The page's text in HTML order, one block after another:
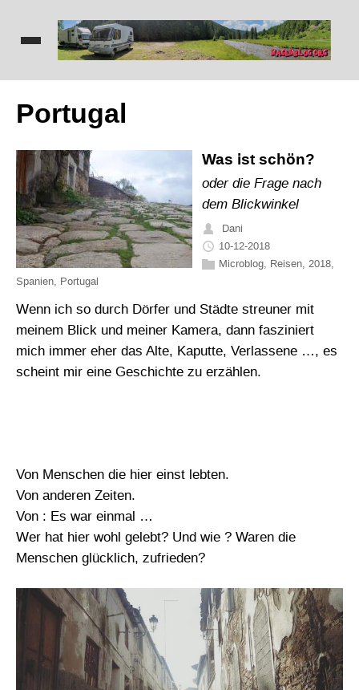
Portugal
Was ist schön?
oder die Frage nach
dem Blickwinkel
Dani
10-12-2018
Microblog, Reisen, 2018,
Spanien, Portugal
Wenn ich so durch Dörfer und Städte streuner mit
meinem Blick und meiner Kamera, dann fasziniert
mich immer eher das Alte, Kaputte, Verlassene …, es
scheint mir eine Geschichte zu erzählen.
Von Menschen die hier einst lebten.
Von anderen Zeiten.
Von : Es war einmal …
Wer hat hier wohl gelebt? Und wie ? Waren die
Menschen glücklich, zufrieden?